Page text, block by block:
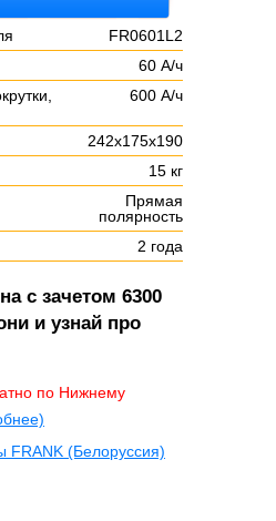
FR0601L2
60 А/ч
600 А/ч
242х175х190
15 кг
Прямая
полярность
2 года
с зачетом 6300
и узнай про
по Нижнему
FRANK (Белоруссия)